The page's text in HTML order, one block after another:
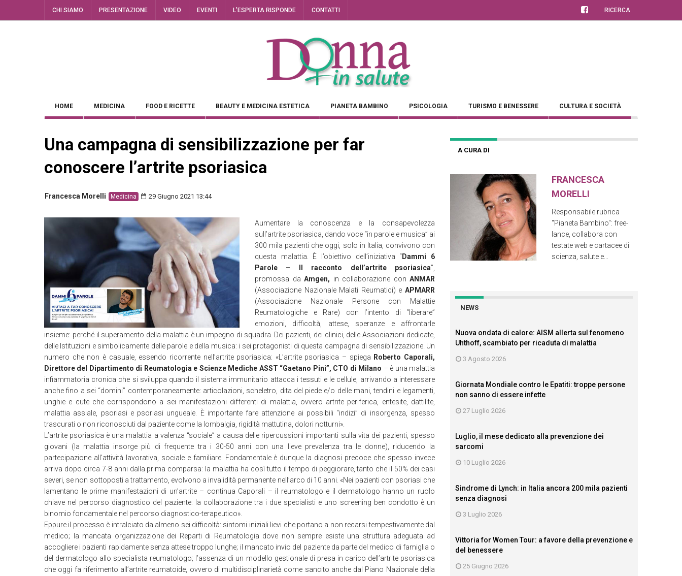
CHI SIAMO PRESENTAZIONE VIDEO EVENTI L’ESPERTA RISPONDE CONTATTI RICERCA
HOME MEDICINA FOOD E RICETTE BEAUTY E MEDICINA ESTETICA PIANETA BAMBINO PSICOLOGIA TURISMO E BENESSERE CULTURA E SOCIETÀ
Una campagna di sensibilizzazione per far
conoscere l’artrite psoriasica
Francesca Morelli Medicina 29 Giugno 2021 13:44
Aumentare la conoscenza e la consapevolezza
sull’artrite psoriasica, dando voce “in parole e musica” ai
300 mila pazienti che oggi, solo in Italia, convivono con
questa malattia. È l’obiettivo dell’iniziativa “Dammi 6
Parole – Il racconto dell’artrite psoriasica”,
promossa da Amgen, in collaborazione con ANMAR
(Associazione Nazionale Malati Reumatici) e APMARR
(Associazione Nazionale Persone con Malattie
Reumatologiche e Rare) con l’intento di “liberare”
emozioni, difficoltà, attese, speranze e affrontarle
insieme: perché il superamento della malattia è un impegno di squadra. Dei pazienti, dei clinici, delle Associazioni dedicate,
delle Istituzioni e simbolicamente delle parole e della musica: i sei protagonisti di questa campagna di sensibilizzazione. Un
numero che non è casuale, essendo ricorrente nell’artrite psoriasica: «L’artrite psoriasica – spiega Roberto Caporali,
Direttore del Dipartimento di Reumatologia e Scienze Mediche ASST “Gaetano Pini”, CTO di Milano – è una malattia
infiammatoria cronica che si sviluppa quando il sistema immunitario attacca i tessuti e le cellule, arrivando a interessare
anche fino a sei “domini” contemporaneamente: articolazioni, scheletro, dita del piede e/o delle mani, tendini e legamenti,
unghie e cute che corrispondono a sei manifestazioni differenti di malattia, ovvero artrite periferica, entesite, dattilite,
malattia assiale, psoriasi e psoriasi ungueale. È importante fare attenzione ai possibili “indizi” di insorgenza, spesso
trascurati o non riconosciuti dal paziente come la lombalgia, rigidità mattutina, dolori notturni».
L’artrite psoriasica è una malattia a valenza “sociale” a causa delle ripercussioni importanti sulla vita dei pazienti, spesso
giovani (la malattia insorge più di frequente tra i 30-50 anni con una lieve prevalenza tra le donne), riducendo la
partecipazione all’attività lavorativa, sociale e familiare. Fondamentale è dunque la diagnosi precoce che spesso invece
arriva dopo circa 7-8 anni dalla prima comparsa: la malattia ha così tutto il tempo di peggiorare, tanto che il 50% dei casi
severi, se non sottoposti a trattamento, evolvono a invalidità permanente nell’arco di 10 anni. «Nei pazienti con psoriasi che
lamentano le prime manifestazioni di un’artrite – continua Caporali – il reumatologo e il dermatologo hanno un ruolo
chiave nel percorso diagnostico del paziente: la collaborazione tra i due specialisti e uno screening ben condotto è un
binomio fondamentale nel percorso diagnostico-terapeutico».
Eppure il processo è intralciato da almeno sei difficoltà: sintomi iniziali lievi che portano a non recarsi tempestivamente dal
medico; la mancata organizzazione dei Reparti di Reumatologia dove non sempre esiste una struttura adeguata ad
accogliere i pazienti rapidamente senza attese troppo lunghe; il mancato invio del paziente da parte del medico di famiglia o
del dermatologo allo specialista reumatologo; l’assenza di un modello gestionale di presa in carico dell’artrite psoriasica
che oggi fa riferimento all’artrite reumatoide, ovvero di multidisciplinarietà come sancito anche dal Piano Nazionale della
A CURA DI
FRANCESCA
MORELLI
Responsabile rubrica
"Pianeta Bambino": free-
lance, collabora con
testate web e cartacee di
scienza, salute e...
NEWS
Nuova ondata di calore: AISM allerta sul fenomeno
Uhthoff, scambiato per ricaduta di malattia
3 Agosto 2026
Giornata Mondiale contro le Epatiti: troppe persone
non sanno di essere infette
27 Luglio 2026
Luglio, il mese dedicato alla prevenzione dei
sarcomi
10 Luglio 2026
Sindrome di Lynch: in Italia ancora 200 mila pazienti
senza diagnosi
3 Luglio 2026
Vittoria for Women Tour: a favore della prevenzione e
del benessere
25 Giugno 2026